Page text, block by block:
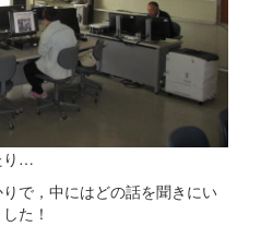
り…
で，中にはどの話を聞きにい
た！